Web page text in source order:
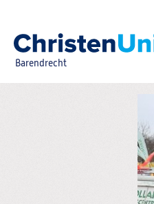
Spring
naar
inhoud
Barendrecht